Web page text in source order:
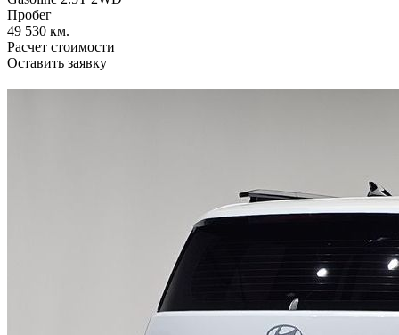
Пробег
49 530 км.
Расчет стоимости
Оставить заявку